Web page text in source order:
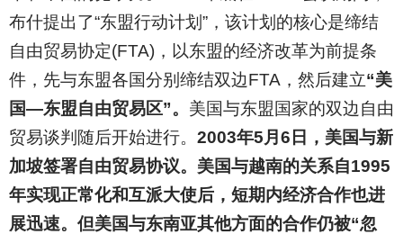
布什提出了“东盟行动计划”，该计划的核心是缔结
自由贸易协定(FTA)，以东盟的经济改革为前提条
件，先与东盟各国分别缔结双边FTA，然后建立“美
国—东盟自由贸易区”。 美国与东盟国家的双边自由
贸易谈判随后开始进行。 2003年5月6日，美国与新
加坡签署自由贸易协议。美国与越南的关系自1995
年实现正常化和互派大使后，短期内经济合作也进
展迅速。但美国与东南亚其他方面的合作仍被“忽